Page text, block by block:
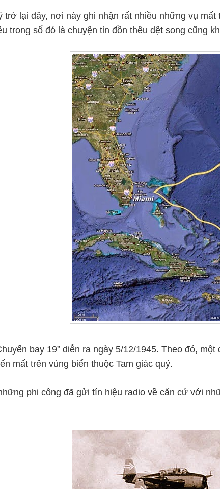
trở lại đây, nơi này ghi nhận rất nhiều những vụ
trong số đó là chuyện tin đồn thêu dệt song cũng
bay 19” diễn ra ngày 5/12/1945. Theo đó,
mất trên vùng biển thuộc Tam giác quỷ.
phi công đã gửi tín hiệu radio về căn cứ với